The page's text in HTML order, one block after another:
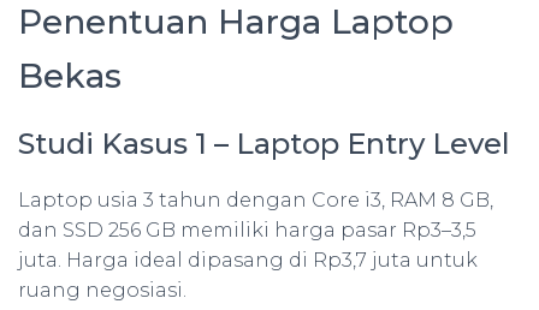
Penentuan Harga Laptop
Bekas
Studi Kasus 1 – Laptop Entry Level
Laptop usia 3 tahun dengan Core i3, RAM 8 GB,
dan SSD 256 GB memiliki harga pasar Rp3–3,5
juta. Harga ideal dipasang di Rp3,7 juta untuk
ruang negosiasi.